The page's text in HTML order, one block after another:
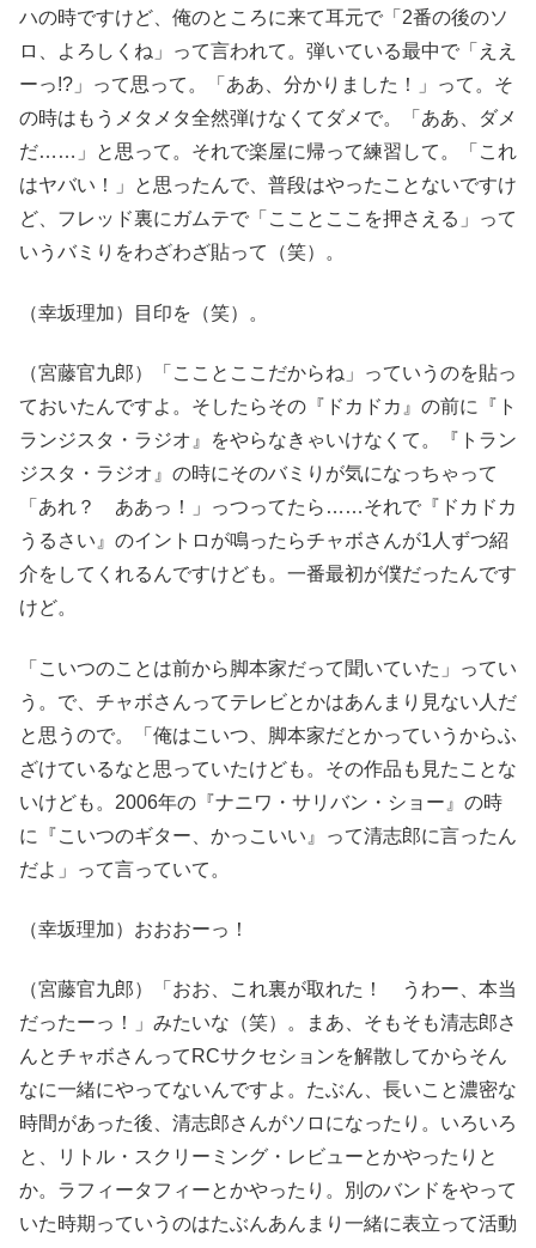
ハの時ですけど、俺のところに来て耳元で「2番の後のソ
ロ、よろしくね」って言われて。弾いている最中で「ええ
ーっ!?」って思って。「ああ、分かりました！」って。そ
の時はもうメタメタ全然弾けなくてダメで。「ああ、ダメ
だ……」と思って。それで楽屋に帰って練習して。「これ
はヤバい！」と思ったんで、普段はやったことないですけ
ど、フレッド裏にガムテで「こことここを押さえる」って
いうバミりをわざわざ貼って（笑）。
（幸坂理加）目印を（笑）。
（宮藤官九郎）「こことここだからね」っていうのを貼っ
ておいたんですよ。そしたらその『ドカドカ』の前に『ト
ランジスタ・ラジオ』をやらなきゃいけなくて。『トラン
ジスタ・ラジオ』の時にそのバミりが気になっちゃって
「あれ？ ああっ！」っつってたら……それで『ドカドカ
うるさい』のイントロが鳴ったらチャボさんが1人ずつ紹
介をしてくれるんですけども。一番最初が僕だったんです
けど。
「こいつのことは前から脚本家だって聞いていた」ってい
う。で、チャボさんってテレビとかはあんまり見ない人だ
と思うので。「俺はこいつ、脚本家だとかっていうからふ
ざけているなと思っていたけども。その作品も見たことな
いけども。2006年の『ナニワ・サリバン・ショー』の時
に『こいつのギター、かっこいい』って清志郎に言ったん
だよ」って言っていて。
（幸坂理加）おおおーっ！
（宮藤官九郎）「おお、これ裏が取れた！ うわー、本当
だったーっ！」みたいな（笑）。まあ、そもそも清志郎さ
んとチャボさんってRCサクセションを解散してからそん
なに一緒にやってないんですよ。たぶん、長いこと濃密な
時間があった後、清志郎さんがソロになったり。いろいろ
と、リトル・スクリーミング・レビューとかやったりと
か。ラフィータフィーとかやったり。別のバンドをやって
いた時期っていうのはたぶんあんまり一緒に表立って活動